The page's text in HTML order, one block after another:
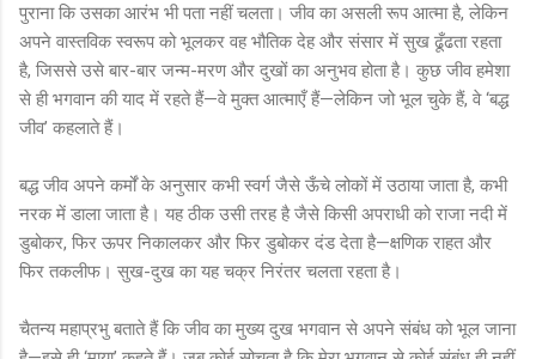
पुराना कि उसका आरंभ भी पता नहीं चलता। जीव का असली रूप आत्मा है, लेकिन
अपने वास्तविक स्वरूप को भूलकर वह भौतिक देह और संसार में सुख ढूँढता रहता
है, जिससे उसे बार-बार जन्म-मरण और दुखों का अनुभव होता है। कुछ जीव हमेशा
से ही भगवान की याद में रहते हैं—वे मुक्त आत्माएँ हैं—लेकिन जो भूल चुके हैं, वे ‘बद्ध
जीव’ कहलाते हैं।
बद्ध जीव अपने कर्मों के अनुसार कभी स्वर्ग जैसे ऊँचे लोकों में उठाया जाता है, कभी
नरक में डाला जाता है। यह ठीक उसी तरह है जैसे किसी अपराधी को राजा नदी में
डुबोकर, फिर ऊपर निकालकर और फिर डुबोकर दंड देता है—क्षणिक राहत और
फिर तकलीफ। सुख-दुख का यह चक्र निरंतर चलता रहता है।
चैतन्य महाप्रभु बताते हैं कि जीव का मुख्य दुख भगवान से अपने संबंध को भूल जाना